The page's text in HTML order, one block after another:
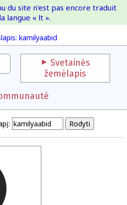
IOI
kamilyaabid
du site n'est pas encore traduit
langue « lt ».
Svetainės
žemėlapis